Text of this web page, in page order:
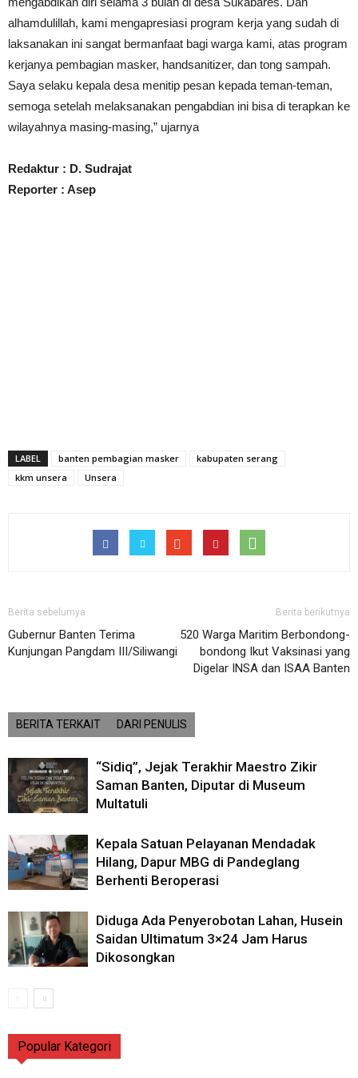
alhamdulillah, kami mengapresiasi program kerja yang sudah di
laksanakan ini sangat bermanfaat bagi warga kami, atas program
kerjanya pembagian masker, handsanitizer, dan tong sampah.
Saya selaku kepala desa menitip pesan kepada teman-teman,
semoga setelah melaksanakan pengabdian ini bisa di terapkan ke
wilayahnya masing-masing,” ujarnya
Redaktur : D. Sudrajat
Reporter : Asep
LABEL banten pembagian masker
kabupaten serang
kkm unsera
Unsera
Berita sebelumya
Gubernur Banten Terima
Kunjungan Pangdam III/Siliwangi
Berita berikutnya
520 Warga Maritim Berbondong-
bondong Ikut Vaksinasi yang
Digelar INSA dan ISAA Banten
BERITA TERKAIT DARI PENULIS
“Sidiq”, Jejak Terakhir Maestro Zikir
Saman Banten, Diputar di Museum
Multatuli
Kepala Satuan Pelayanan Mendadak
Hilang, Dapur MBG di Pandeglang
Berhenti Beroperasi
Diduga Ada Penyerobotan Lahan, Husein
Saidan Ultimatum 3×24 Jam Harus
Dikosongkan
Popular Kategori